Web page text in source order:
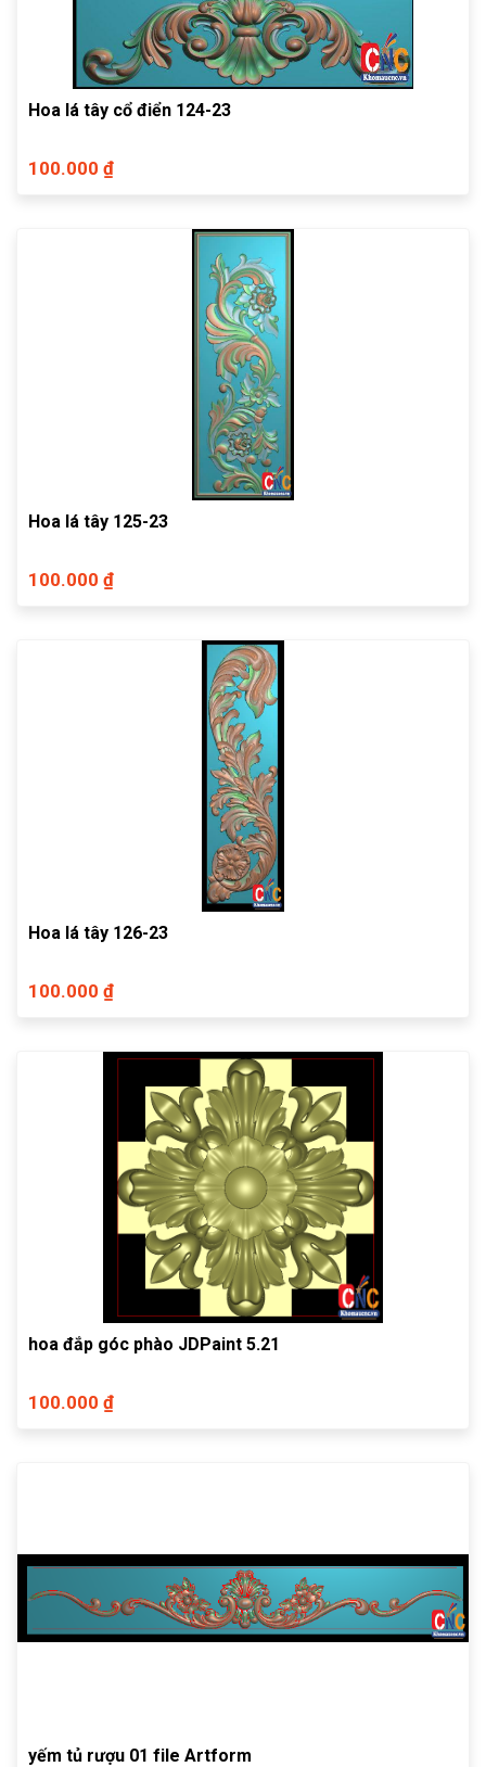
Hoa lá tây cổ điển 124-23
100.000 ₫
Hoa lá tây 125-23
100.000 ₫
Hoa lá tây 126-23
100.000 ₫
hoa đắp góc phào JDPaint 5.21
100.000 ₫
yếm tủ rượu 01 file Artform